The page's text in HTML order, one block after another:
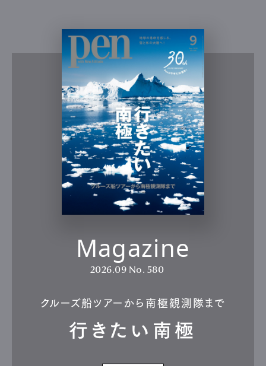
Magazine
2026.09 No. 580
クルーズ船ツアーから南極観測隊まで
行きたい南極